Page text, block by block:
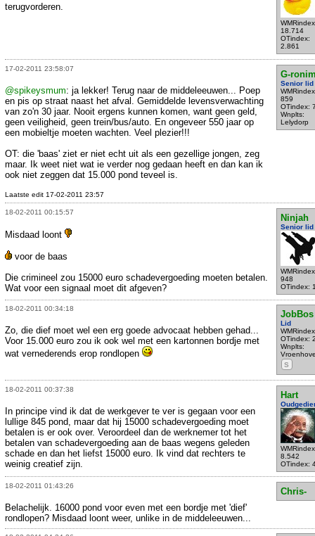
18.714
OTindex:
2.861
terugvorderen.
17-02-2011 23:58:07
G-
Senior lid
859
OTindex:
Wnplts:
Lelydorp
@spikeysmum: ja lekker! Terug naar de middeleeuwen... Poep
en pis op straat naast het afval. Gemiddelde levensverwachting
van zo'n 30 jaar. Nooit ergens kunnen komen, want geen geld,
geen veiligheid, geen trein/bus/auto. En ongeveer 550 jaar op
een mobieltje moeten wachten. Veel plezier!!!
OT: die 'baas' ziet er niet echt uit als een gezellige jongen, zeg
maar. Ik weet niet wat ie verder nog gedaan heeft en dan kan ik
ook niet zeggen dat 15.000 pond teveel is.
Laatste edit 17-02-2011 23:57
18-02-2011 00:15:57
Ninjah
Senior lid
948
OTindex:
Misdaad loont
voor de baas
Die crimineel zou 15000 euro schadevergoeding moeten betalen.
Wat voor een signaal moet dit afgeven?
18-02-2011 00:34:18
JobBos
Lid
OTindex:
Wnplts:
S
Zo, die dief moet wel een erg goede advocaat hebben gehad...
Voor 15.000 euro zou ik ook wel met een kartonnen bordje met
wat vernederends erop rondlopen
18-02-2011 00:37:38
Hart
8.542
OTindex:
In principe vind ik dat de werkgever te ver is gegaan voor een
lullige 845 pond, maar dat hij 15000 schadevergoeding moet
betalen is er ook over. Veroordeel dan de werknemer tot het
betalen van schadevergoeding aan de baas wegens geleden
schade en dan het liefst 15000 euro. Ik vind dat rechters te
weinig creatief zijn.
18-02-2011 01:43:26
Chris-
Belachelijk. 16000 pond voor even met een bordje met 'dief'
rondlopen? Misdaad loont weer, unlike in de middeleeuwen...